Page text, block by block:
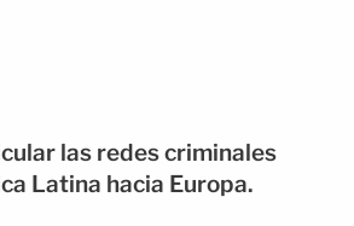
las redes criminales
Latina hacia Europa.